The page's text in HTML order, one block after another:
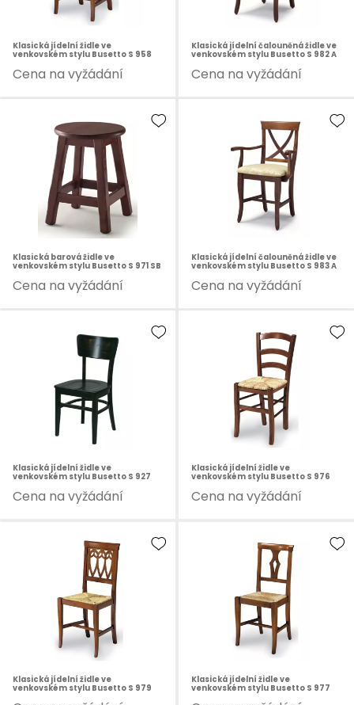
Klasická jídelní židle ve
venkovském stylu Busetto S 958
Cena na vyžádání
Klasická jídelní čalouněná židle ve
venkovském stylu Busetto S 982 A
Cena na vyžádání
Klasická barová židle ve
venkovském stylu Busetto S 971 SB
Cena na vyžádání
Klasická jídelní čalouněná židle ve
venkovském stylu Busetto S 983 A
Cena na vyžádání
Klasická jídelní židle ve
venkovském stylu Busetto S 927
Cena na vyžádání
Klasická jídelní židle ve
venkovském stylu Busetto S 976
Cena na vyžádání
Klasická jídelní židle ve
venkovském stylu Busetto S 979
Klasická jídelní židle ve
venkovském stylu Busetto S 977